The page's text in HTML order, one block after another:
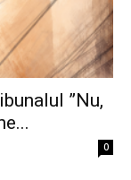
”Nu,
0